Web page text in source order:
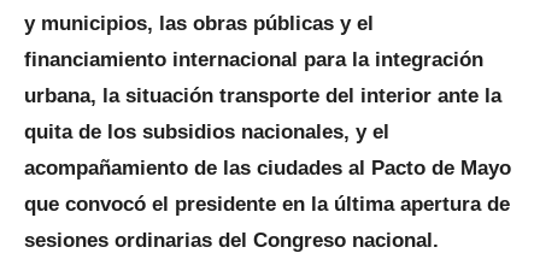
y municipios, las obras públicas y el
financiamiento internacional para la integración
urbana, la situación transporte del interior ante la
quita de los subsidios nacionales, y el
acompañamiento de las ciudades al Pacto de Mayo
que convocó el presidente en la última apertura de
sesiones ordinarias del Congreso nacional.